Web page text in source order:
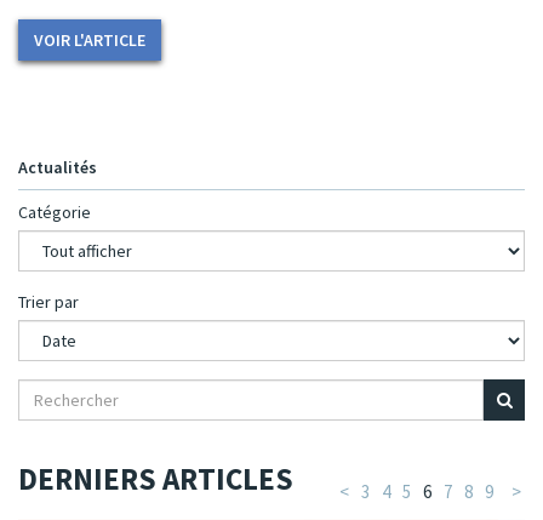
VOIR L'ARTICLE
Actualités
Catégorie
Trier par
DERNIERS ARTICLES < 3 4 5 6 7 8 9 >